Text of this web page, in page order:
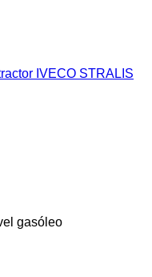
IVECO STRALIS
gasóleo